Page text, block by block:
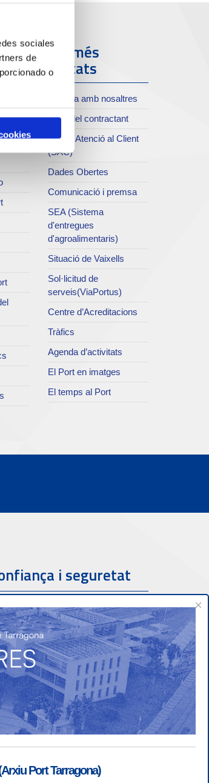
sociales
de
o
Els més
visitats
Treballa amb nosaltres
Perfil del contractant
Servei Atenció al Client
(SAC)
Dades Obertes
Comunicació i premsa
SEA (Sistema
d'entregues
d'agroalimentaris)
Situació de Vaixells
Sol·licitud de
serveis(ViaPortus)
Centre d’Acreditacions
Tràfics
Agenda d’activitats
El Port en imatges
El temps al Port
i seguretat
×
Port Tarragona)